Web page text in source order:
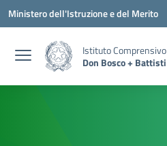
Vai ai contenuti
Vai al menu di navigazione
Vai al footer
Ministero dell'Istruzione e del Merito
Istituto Comprensivo
Don Bosco + Battisti